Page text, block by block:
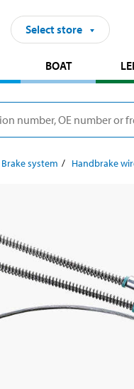
Select store
BOAT
Brake system Handbrake